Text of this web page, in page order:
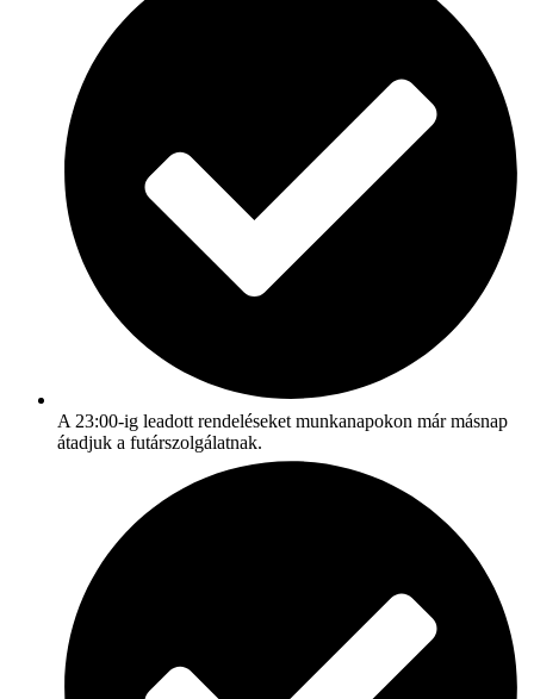
A 23:00-ig leadott rendeléseket munkanapokon már másnap
átadjuk a futárszolgálatnak.